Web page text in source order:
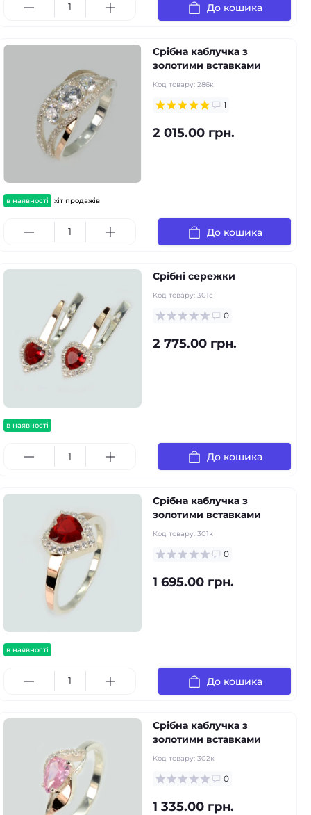
До кошика
в наявності хіт продажів
Срібна каблучка з
золотими вставками
Код товару: 286к
1
2 015.00 грн.
До кошика
в наявності
Срібні сережки
Код товару: 301с
0
2 775.00 грн.
До кошика
в наявності
Срібна каблучка з
золотими вставками
Код товару: 301к
0
1 695.00 грн.
До кошика
Срібна каблучка з
золотими вставками
Код товару: 302к
0
1 335.00 грн.